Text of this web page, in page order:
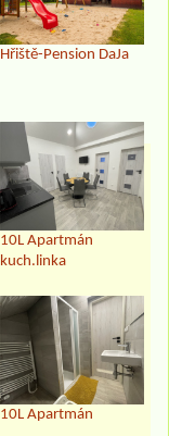
Hřiště-Pension DaJa
10L Apartmán
kuch.linka
10L Apartmán